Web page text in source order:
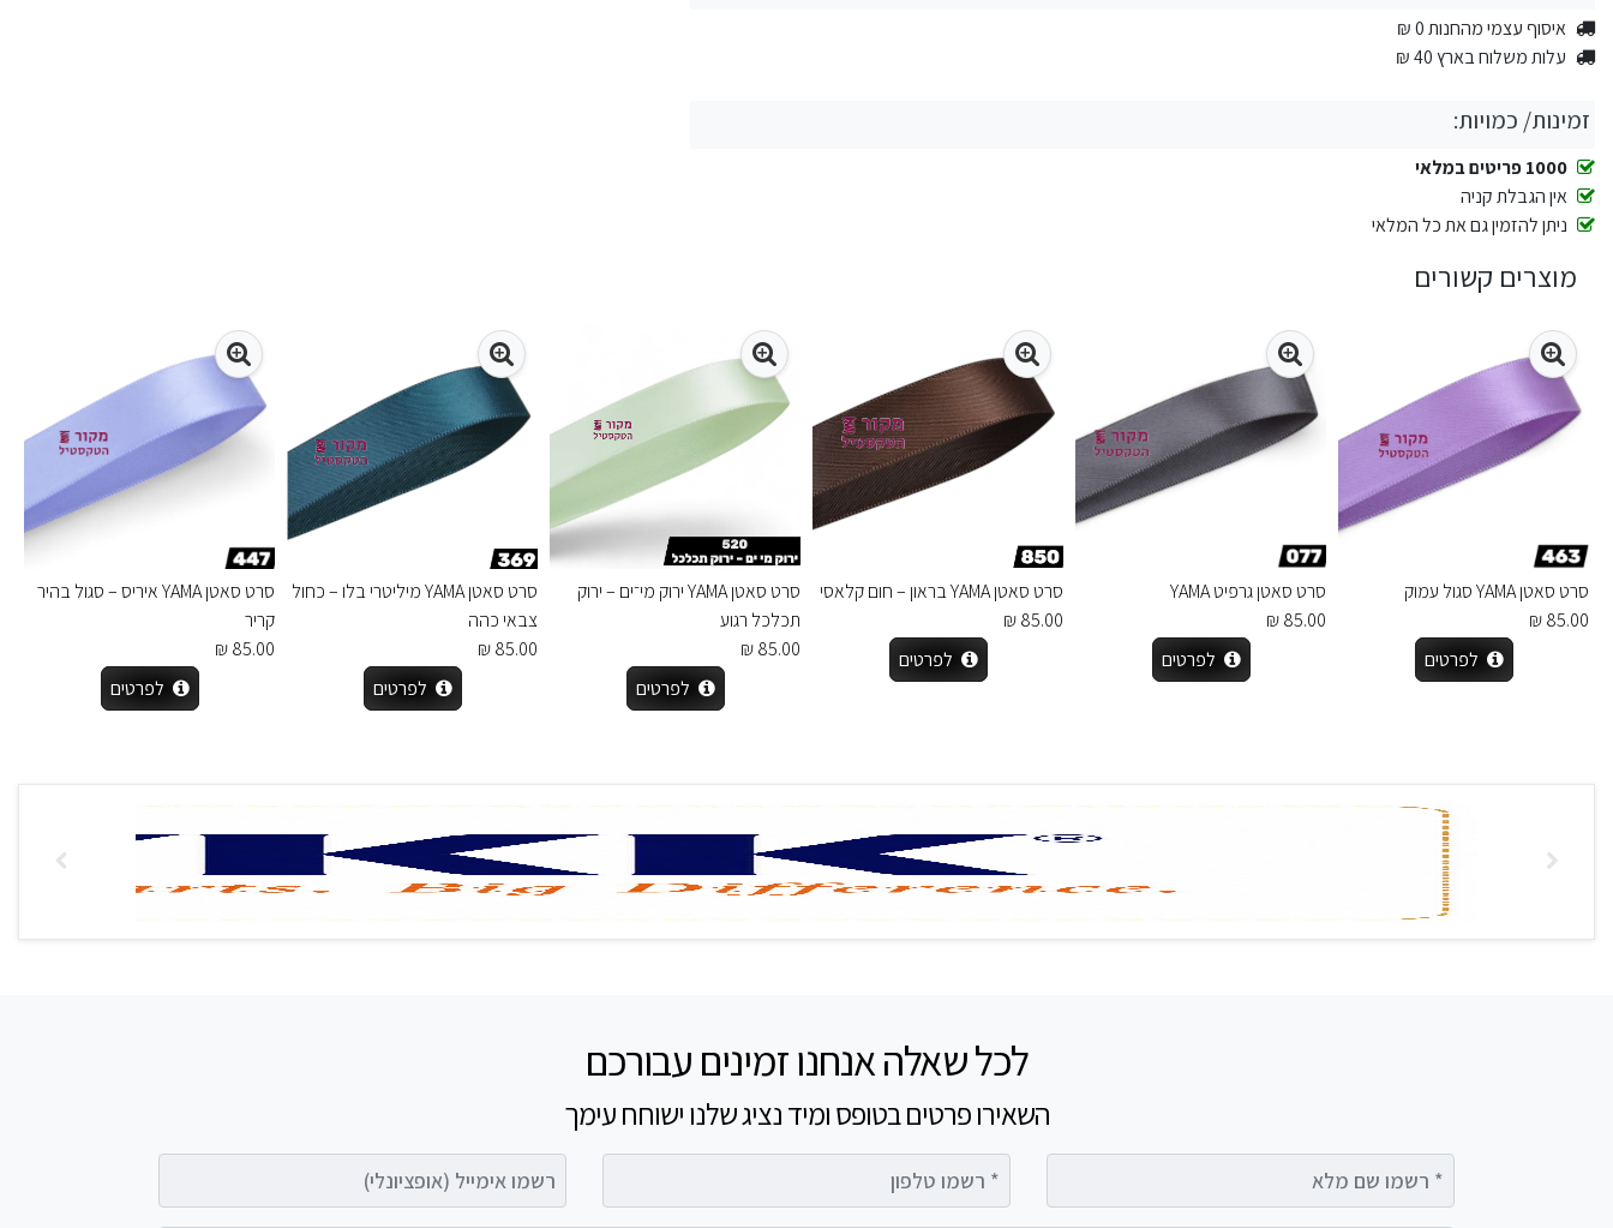
איסוף עצמי מהחנות 0 ₪
עלות משלוח בארץ 40 ₪
זמינות/ כמויות:
1000 פריטים במלאי
אין הגבלת קניה
ניתן להזמין גם את כל המלאי
מוצרים קשורים
סרט סאטן YAMA סגול עמוק
85.00 ₪
לפרטים
סרט סאטן גרפיט YAMA
85.00 ₪
לפרטים
סרט סאטן YAMA בראון – חום קלאסי
85.00 ₪
לפרטים
סרט סאטן YAMA ירוק מי־ים – ירוק
תכלכל רגוע
85.00 ₪
לפרטים
סרט סאטן YAMA מיליטרי בלו – כחול
צבאי כהה
85.00 ₪
לפרטים
סרט סאטן YAMA איריס – סגול בהיר
קריר
85.00 ₪
לפרטים
לכל שאלה אנחנו זמינים עבורכם
השאירו פרטים בטופס ומיד נציג שלנו ישוחח עימך